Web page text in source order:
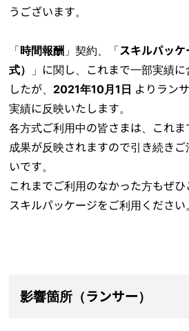
うございます。
「時間報酬 」契約、「スキルパッ
式）
」に関し、これまで一部実績
したが、 2021年10月1日 よりラン
実績に反映いたします。
各方式ご利用中の皆さまは、これ
成果が反映されますので引き続き
いです。
これまでご利用のなかった方もぜひ
スキルパッケージをご利用ください
影響箇所（ランサー）